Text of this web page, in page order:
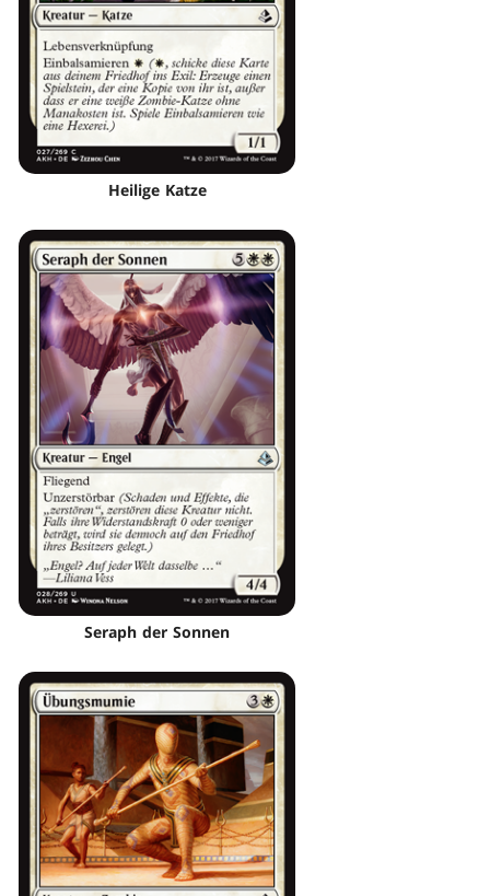
Heilige Katze
Seraph der Sonnen